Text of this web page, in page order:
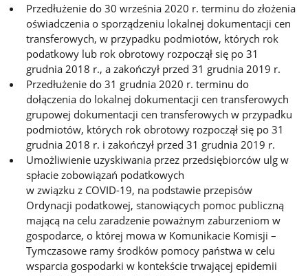
Przedłużenie do 30 września 2020 r. terminu do złożenia
oświadczenia o sporządzeniu lokalnej dokumentacji cen
transferowych, w przypadku podmiotów, których rok
podatkowy lub rok obrotowy rozpoczął się po 31
grudnia 2018 r., a zakończył przed 31 grudnia 2019 r.
Przedłużenie do 31 grudnia 2020 r. terminu do
dołączenia do lokalnej dokumentacji cen transferowych
grupowej dokumentacji cen transferowych w przypadku
podmiotów, których rok obrotowy rozpoczął się po 31
grudnia 2018 r. i zakończył przed 31 grudnia 2019 r.
Umożliwienie uzyskiwania przez przedsiębiorców ulg w
spłacie zobowiązań podatkowych
w związku z COVID-19, na podstawie przepisów
Ordynacji podatkowej, stanowiących pomoc publiczną
mającą na celu zaradzenie poważnym zaburzeniom w
gospodarce, o której mowa w Komunikacie Komisji –
Tymczasowe ramy środków pomocy państwa w celu
wsparcia gospodarki w kontekście trwającej epidemii